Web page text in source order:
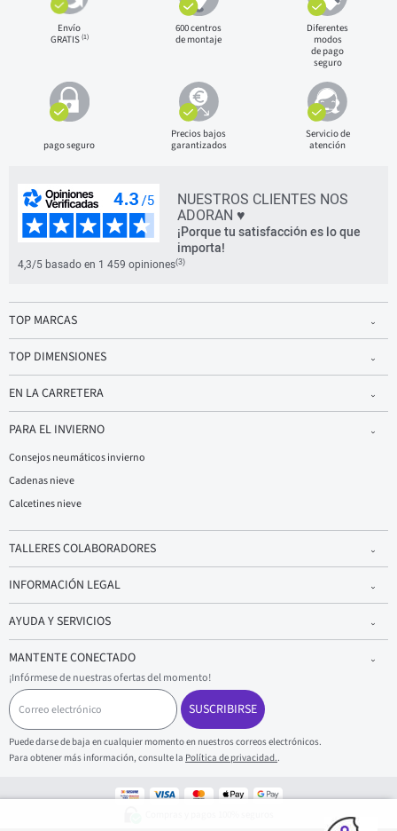
Envío
GRATIS(1)
600 centros
de montaje
Diferentes
modos
de pago
seguro
pago seguro
Precios bajos
garantizados
Servicio de
atención
NUESTROS CLIENTES NOS
ADORAN ♥
¡Porque tu satisfacción es lo que
importa!
4,3/5 basado en 1 459 opiniones(3)
TOP MARCAS
TOP DIMENSIONES
EN LA CARRETERA
PARA EL INVIERNO
Consejos neumáticos invierno
Cadenas nieve
Calcetines nieve
TALLERES COLABORADORES
INFORMACIÓN LEGAL
AYUDA Y SERVICIOS
MANTENTE CONECTADO
¡Infórmese de nuestras ofertas del momento!
C
o
r
r
e
o
l
SUSCRIBIRSE
Puede darse de baja en cualquier momento en nuestros correos electrónicos.
Para obtener más información, consulte la Política de privacidad..